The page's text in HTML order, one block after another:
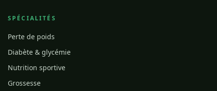
SPÉCIALITÉS
Perte de poids
Diabète & glycémie
Nutrition sportive
Grossesse